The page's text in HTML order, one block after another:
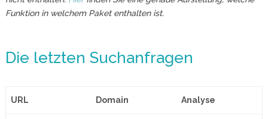
Funktion in welchem Paket enthalten ist.
Die letzten Suchanfragen
URL Domain Analyse